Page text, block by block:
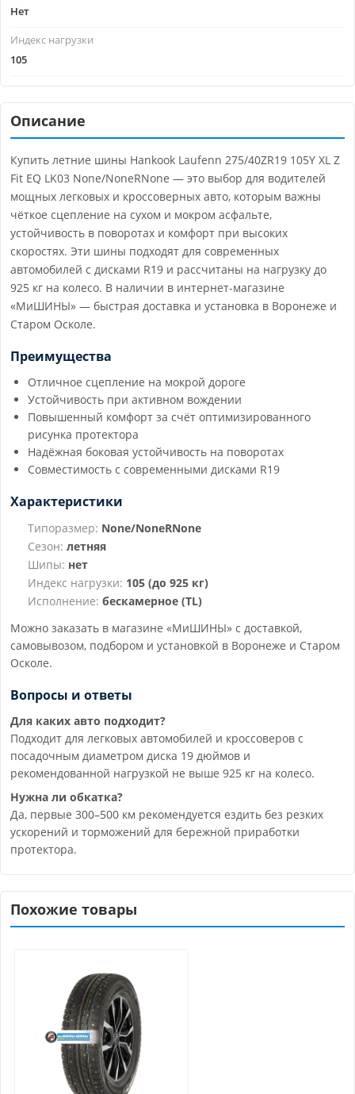
Нет
Индекс нагрузки
105
Описание
Купить летние шины Hankook Laufenn 275/40ZR19 105Y XL Z
Fit EQ LK03 None/NoneRNone — это выбор для водителей
мощных легковых и кроссоверных авто, которым важны
чёткое сцепление на сухом и мокром асфальте,
устойчивость в поворотах и комфорт при высоких
скоростях. Эти шины подходят для современных
автомобилей с дисками R19 и рассчитаны на нагрузку до
925 кг на колесо. В наличии в интернет-магазине
«МиШИНЫ» — быстрая доставка и установка в Воронеже и
Старом Осколе.
Преимущества
Отличное сцепление на мокрой дороге
Устойчивость при активном вождении
Повышенный комфорт за счёт оптимизированного
рисунка протектора
Надёжная боковая устойчивость на поворотах
Совместимость с современными дисками R19
Характеристики
Типоразмер: None/NoneRNone
Сезон: летняя
Шипы: нет
Индекс нагрузки: 105 (до 925 кг)
Исполнение: бескамерное (TL)
Можно заказать в магазине «МиШИНЫ» с доставкой,
самовывозом, подбором и установкой в Воронеже и Старом
Осколе.
Вопросы и ответы
Для каких авто подходит?
Подходит для легковых автомобилей и кроссоверов с
посадочным диаметром диска 19 дюймов и
рекомендованной нагрузкой не выше 925 кг на колесо.
Нужна ли обкатка?
Да, первые 300–500 км рекомендуется ездить без резких
ускорений и торможений для бережной приработки
протектора.
Похожие товары